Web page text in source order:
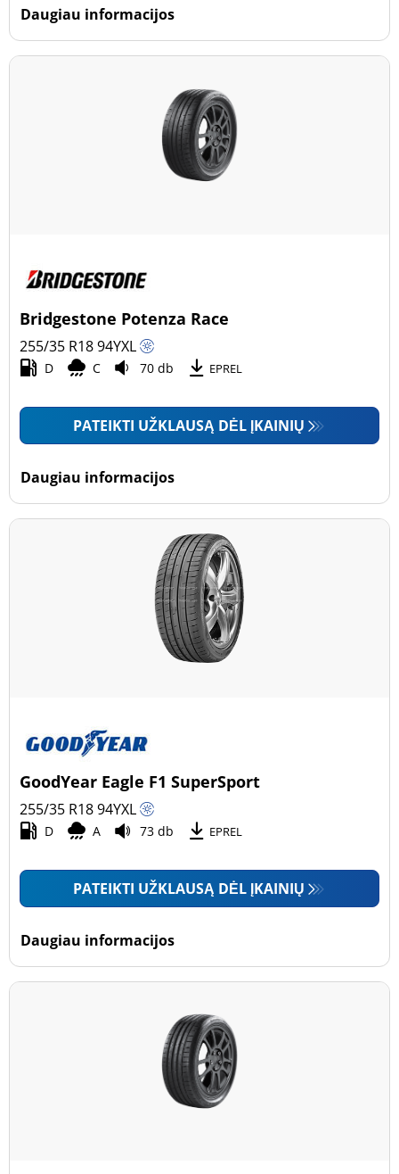
Daugiau informacijos
Bridgestone Potenza Race
255/35 R1894YXL
D C 70 db EPREL
PATEIKTI UŽKLAUSĄ DĖL ĮKAINIŲ
Daugiau informacijos
GoodYear Eagle F1 SuperSport
255/35 R1894YXL
D A 73 db EPREL
PATEIKTI UŽKLAUSĄ DĖL ĮKAINIŲ
Daugiau informacijos